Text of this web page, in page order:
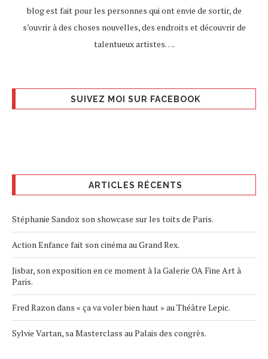
blog est fait pour les personnes qui ont envie de sortir, de
s’ouvrir à des choses nouvelles, des endroits et découvrir de
talentueux artistes….
SUIVEZ MOI SUR FACEBOOK
ARTICLES RÉCENTS
Stéphanie Sandoz son showcase sur les toits de Paris.
Action Enfance fait son cinéma au Grand Rex.
Jisbar, son exposition en ce moment à la Galerie OA Fine Art à
Paris.
Fred Razon dans « ça va voler bien haut » au Théâtre Lepic.
Sylvie Vartan, sa Masterclass au Palais des congrès.